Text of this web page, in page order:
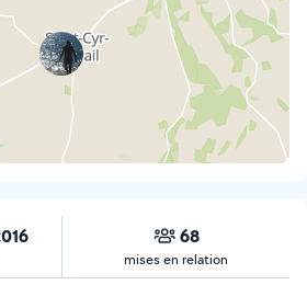
68
mises en relation